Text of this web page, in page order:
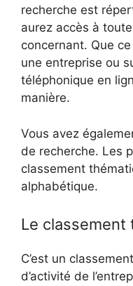
recherche est
aurez accès à
concernant. Que
une entreprise ou
téléphonique en
manière.
Vous avez
de recherche. Les
classement
alphabétique.
Le classement
C’est un
d’activité de